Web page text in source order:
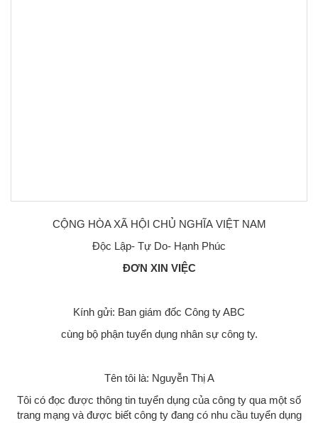
CỘNG HÒA XÃ HỘI CHỦ NGHĨA VIỆT NAM
Độc Lập- Tự Do- Hạnh Phúc
ĐƠN XIN VIỆC
Kính gửi: Ban giám đốc Công ty ABC
cùng bộ phận tuyển dụng nhân sự công ty.
Tên tôi là: Nguyễn Thị A
Tôi có đọc được thông tin tuyển dụng của công ty qua một số
trang mạng và được biết công ty đang có nhu cầu tuyển dụng